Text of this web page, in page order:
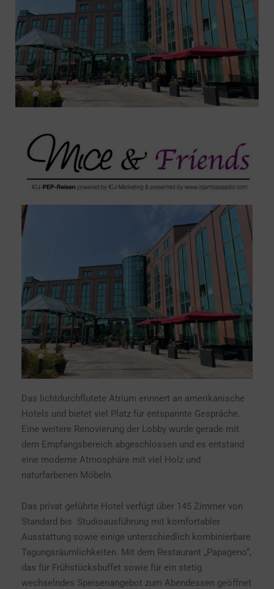
Das lichtdurchflutete Atrium erinnert an amerikanische
Hotels und bietet viel Platz für entspannte Gespräche.
Eine weitere Renovierung der Lobby wurde gerade mit
dem Empfangsbereich abgeschlossen und es entstand
eine moderne Atmosphäre mit viel Holz und
naturfarbenen Möbeln.
Das privat geführte Hotel verfügt über 145 Zimmer von
Standard bis Studioausführung mit komfortabler
Ausstattung sowie einige unterschiedlich kombinierbare
Tagungsräumlichkeiten. Mit dem Restaurant „Papageno“,
das für Frühstücksbuffet sowie für ein stetig
wechselndes Speisenangebot zum Abendessen geöffnet